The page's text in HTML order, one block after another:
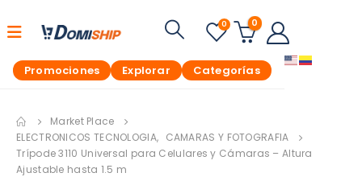
0 0
Promociones Explorar Categorías
Market Place
ELECTRONICOS TECNOLOGIA, CAMARAS Y FOTOGRAFIA
Trípode 3110 Universal para Celulares y Cámaras – Altura
Ajustable hasta 1.5 m